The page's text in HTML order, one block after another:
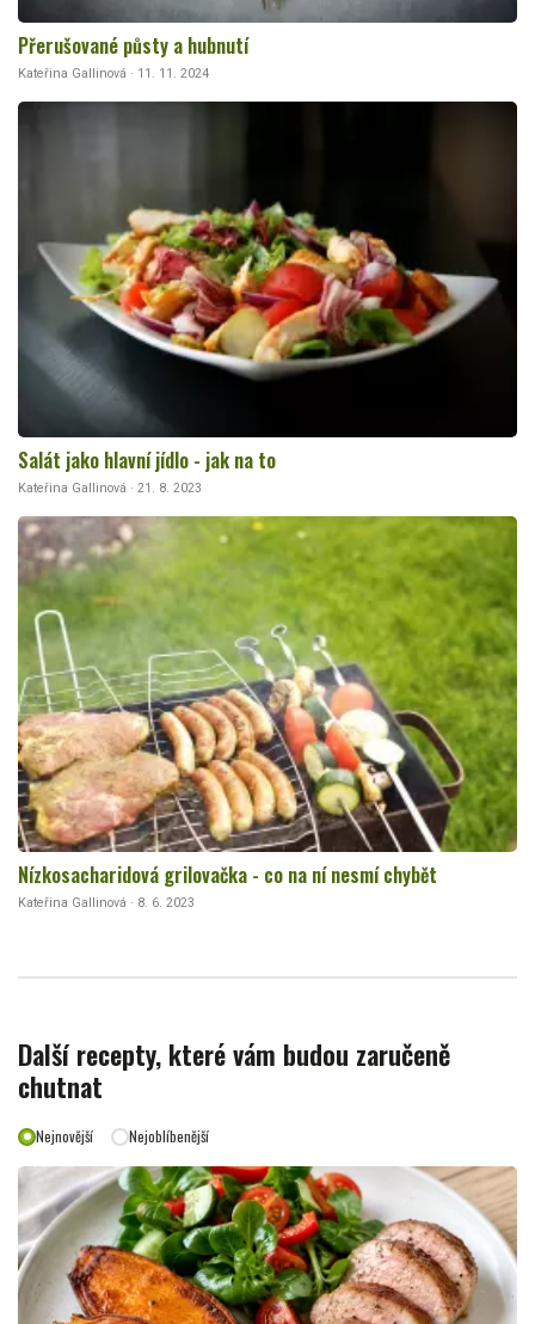
Přerušované půsty a hubnutí
Kateřina Gallinová · 11. 11. 2024
Salát jako hlavní jídlo - jak na to
Kateřina Gallinová · 21. 8. 2023
Nízkosacharidová grilovačka - co na ní nesmí chybět
Kateřina Gallinová · 8. 6. 2023
Další recepty, které vám budou zaručeně
chutnat
Nejnovější Nejoblíbenější